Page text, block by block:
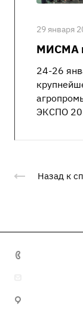
29 января
МИСМА
24-26
ЭКСПО
Назад к